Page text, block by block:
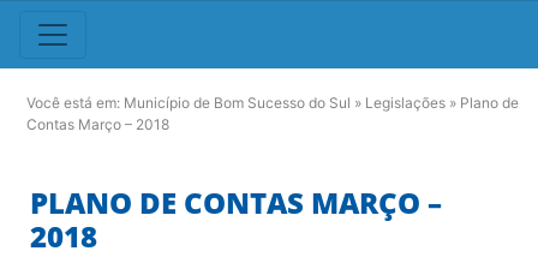
Você está em: Município de Bom Sucesso do Sul » Legislações » Plano de
Contas Março – 2018
PLANO DE CONTAS MARÇO –
2018